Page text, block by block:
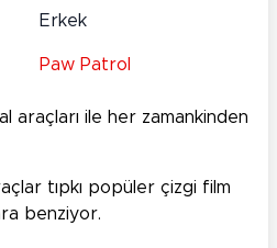
Erkek
Paw Patrol
araçları ile her zamankinden
tıpkı popüler çizgi film
benziyor.